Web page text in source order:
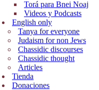
Torá para Bnei Noaj
Videos y Podcasts
English only
Tanya for everyone
Judaism for non Jews
Chassidic discourses
Chassidic thought
Articles
Tienda
Donaciones